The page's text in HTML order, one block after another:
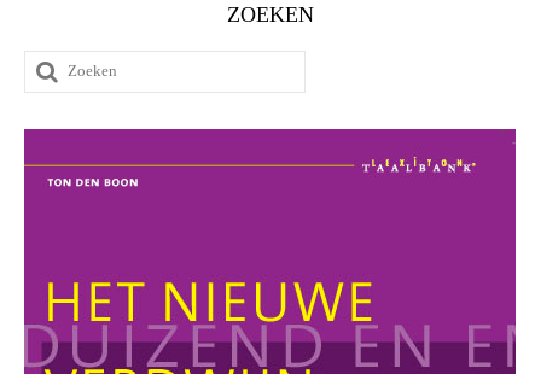
ZOEKEN
Zoeken
naar: